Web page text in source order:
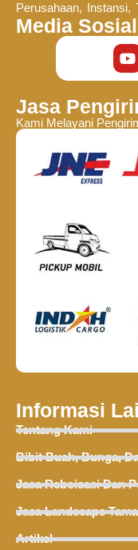
Perusahaan, Instansi,
Media Sosial
Jasa
Kami Melayani
Informasi
Tentang Kami
Bibit Buah, Bunga,
Jasa Reboisasi Dan
Jasa Landscape
Artikel